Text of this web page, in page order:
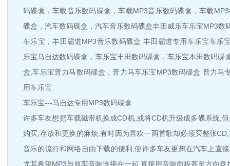
码碟盒，车载音乐数码碟盒，车载MP3音乐数码碟盒，车载
碟盒，汽车数码碟盒，汽车音乐数码碟盒丰田威乐车乐宝MP3
车乐宝，丰田霸道MP3音乐数码碟盒 丰田霸道专用车乐宝车乐
乐宝马自达数码碟盒，车乐宝丰田数码碟盒，车乐宝本田数码碟
盒,车乐宝普力马数码碟盒，普力马车乐宝MP3数码碟盒 普力马
用车乐宝
车乐宝---马自达专用MP3数码碟盒
许多车友想把车载磁带机换成CD机,或将CD机升级成多碟系统,
购买,存放和更换的麻烦,有时因为喜欢一两首歌却必须买整张
音乐的流行和网络自由下载的便利,使许多车友更想在汽车上直
尤其希望MP3与原车音响连接在一起,直接用音响面板甚至方向盘